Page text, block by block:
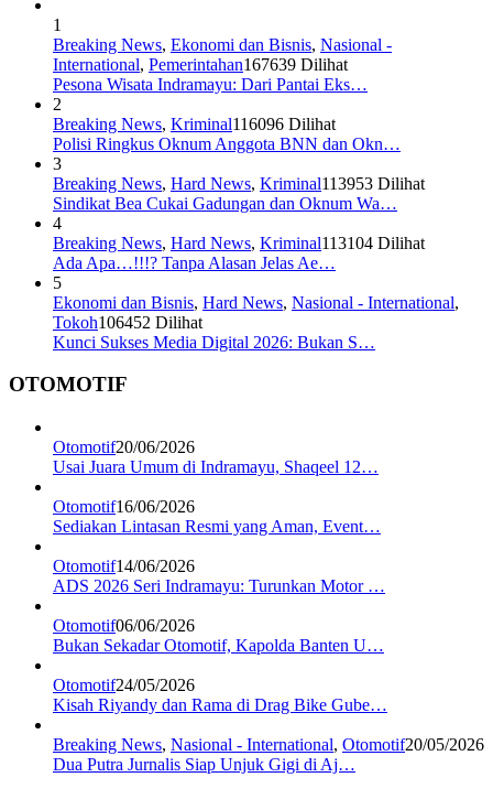
1
Breaking News, Ekonomi dan Bisnis, Nasional -
International, Pemerintahan167639 Dilihat
Pesona Wisata Indramayu: Dari Pantai Eks…
2
Breaking News, Kriminal116096 Dilihat
Polisi Ringkus Oknum Anggota BNN dan Okn…
3
Breaking News, Hard News, Kriminal113953 Dilihat
Sindikat Bea Cukai Gadungan dan Oknum Wa…
4
Breaking News, Hard News, Kriminal113104 Dilihat
Ada Apa…!!!? Tanpa Alasan Jelas Ae…
5
Ekonomi dan Bisnis, Hard News, Nasional - International,
Tokoh106452 Dilihat
Kunci Sukses Media Digital 2026: Bukan S…
OTOMOTIF
Otomotif20/06/2026
Usai Juara Umum di Indramayu, Shaqeel 12…
Otomotif16/06/2026
Sediakan Lintasan Resmi yang Aman, Event…
Otomotif14/06/2026
ADS 2026 Seri Indramayu: Turunkan Motor …
Otomotif06/06/2026
Bukan Sekadar Otomotif, Kapolda Banten U…
Otomotif24/05/2026
Kisah Riyandy dan Rama di Drag Bike Gube…
Breaking News, Nasional - International, Otomotif20/05/2026
Dua Putra Jurnalis Siap Unjuk Gigi di Aj…